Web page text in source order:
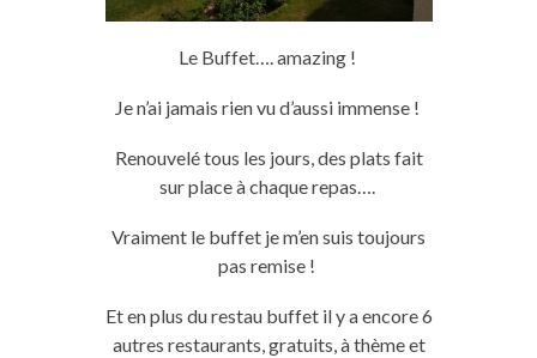
Le Buffet….amazing!
Je n’ai jamais rien vu d’aussi immense !
Renouvelé tous les jours, des plats fait
sur place à chaque repas….
Vraiment le buffet je m’en suis toujours
pas remise !
Et en plus durestaubuffet il y a encore 6
autres restaurants, gratuits, à thème et